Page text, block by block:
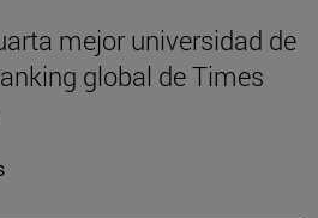
mejor universidad de
global de Times